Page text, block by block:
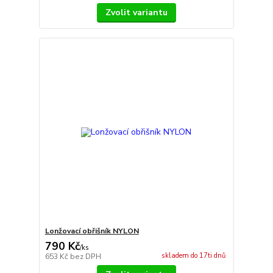
Zvolit variantu
Lonžovací obřišník NYLON
790 Kč/ks
653 Kč bez DPH skladem do 17ti dnů